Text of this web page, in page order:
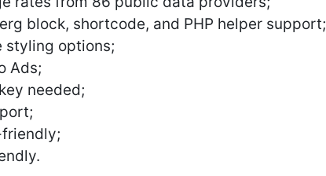
block, shortcode, and PHP helper support;
styling options;
Ads;
needed;
friendly;